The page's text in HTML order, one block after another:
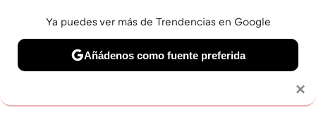
OFERTAS EN×
Ya puedes ver más de Trendencias en Google
Añádenos como fuente preferida